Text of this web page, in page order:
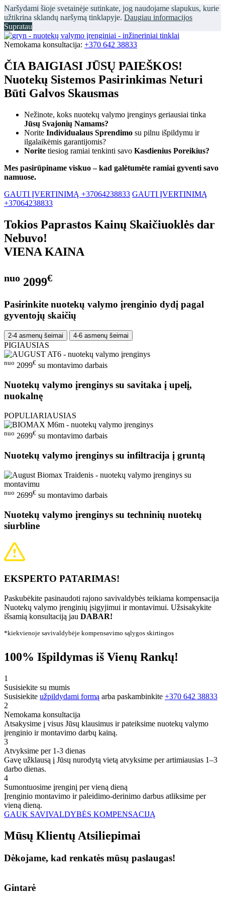
Naršydami šioje svetainėje sutinkate, jog naudojame slapukus, kurie
užtikrina sklandų naršymą tinklapyje. Daugiau informacijos
Supratau
Nemokama konsultacija: +370 642 38833
ČIA BAIGIASI JŪSŲ PAIEŠKOS!
Nuotekų Sistemos Pasirinkimas Neturi
Būti Galvos Skausmas
Nežinote, koks nuotekų valymo įrenginys geriausiai tinka
Jūsų Svajonių Namams?
Norite Individualaus Sprendimo su pilnu išpildymu ir
ilgalaikėmis garantijomis?
Norite tiesiog ramiai tenkinti savo Kasdienius Poreikius?
Mes pasirūpiname viskuo – kad galėtumėte ramiai gyventi savo
namuose.
GAUTI ĮVERTINIMĄ +37064238833 GAUTI ĮVERTINIMĄ
+37064238833
Tokios Paprastos Kainų Skaičiuoklės dar
Nebuvo!
VIENA KAINA
nuo 2099€
Pasirinkite nuotekų valymo įrenginio dydį pagal
gyventojų skaičių
2-4 asmenų šeimai 4-6 asmenų šeimai
PIGIAUSIAS
nuo 2099€ su montavimo darbais
Nuotekų valymo įrenginys su savitaka į upelį,
nuokalnę
POPULIARIAUSIAS
nuo 2699€ su montavimo darbais
Nuotekų valymo įrenginys su infiltracija į gruntą
nuo 2699€ su montavimo darbais
Nuotekų valymo įrenginys su techninių nuotekų
siurbline
EKSPERTO PATARIMAS!
Paskubėkite pasinaudoti rajono savivaldybės teikiama kompensacija
Nuotekų valymo įrenginių įsigyjimui ir montavimui. Užsisakykite
išsamią konsultaciją jau DABAR!
*kiekvienoje savivaldybėje kompensavimo sąlygos skirtingos
100% Išpildymas iš Vienų Rankų!
1
Susisiekite su mumis
Susisiekite užpildydami formą arba paskambinkite +370 642 38833
2
Nemokama konsultacija
Atsakysime į visus Jūsų klausimus ir pateiksime nuotekų valymo
įrenginio ir montavimo darbų kainą.
3
Atvyksime per 1-3 dienas
Gavę užklausą į Jūsų nurodytą vietą atvyksime per artimiausias 1–3
darbo dienas.
4
Sumontuosime įrenginį per vieną dieną
Įrenginio montavimo ir paleidimo-derinimo darbus atliksime per
vieną dieną.
GAUK SAVIVALDYBĖS KOMPENSACIJĄ
Mūsų Klientų Atsiliepimai
Dėkojame, kad renkatės mūsų paslaugas!
Gintarė